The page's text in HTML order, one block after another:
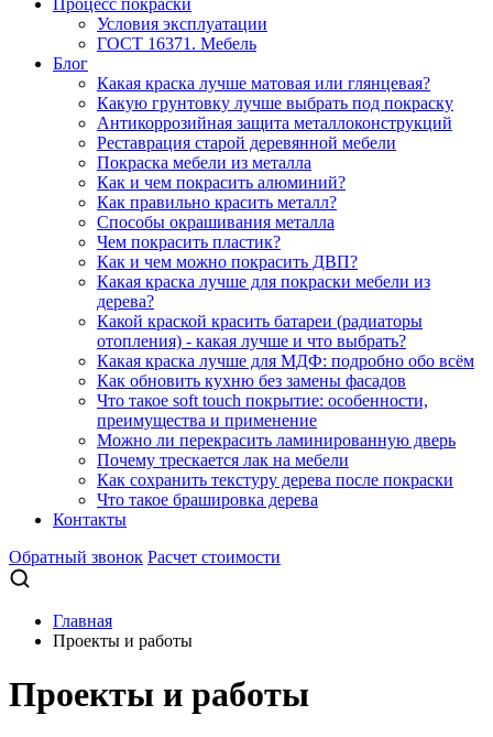
Процесс покраски
Условия эксплуатации
ГОСТ 16371. Мебель
Блог
Какая краска лучше матовая или глянцевая?
Какую грунтовку лучше выбрать под покраску
Антикоррозийная защита металлоконструкций
Реставрация старой деревянной мебели
Покраска мебели из металла
Как и чем покрасить алюминий?
Как правильно красить металл?
Способы окрашивания металла
Чем покрасить пластик?
Как и чем можно покрасить ДВП?
Какая краска лучше для покраски мебели из
дерева?
Какой краской красить батареи (радиаторы
отопления) - какая лучше и что выбрать?
Какая краска лучше для МДФ: подробно обо всём
Как обновить кухню без замены фасадов
Что такое soft touch покрытие: особенности,
преимущества и применение
Можно ли перекрасить ламинированную дверь
Почему трескается лак на мебели
Как сохранить текстуру дерева после покраски
Что такое брашировка дерева
Контакты
Обратный звонок Расчет стоимости
Главная
Проекты и работы
Проекты и работы